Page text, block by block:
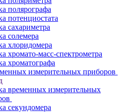
полярографа
потенциостата
сахариметра
солемера
хлоридомера
хромато-масс-спектрометра
хроматографа
измерительных приборов
временных измерительных
секундомера